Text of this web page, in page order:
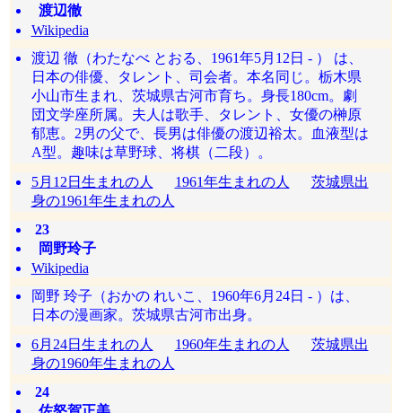
渡辺徹
Wikipedia
渡辺 徹（わたなべ とおる、1961年5月12日 - ） は、
日本の俳優、タレント、司会者。本名同じ。栃木県
小山市生まれ、茨城県古河市育ち。身長180cm。劇
団文学座所属。夫人は歌手、タレント、女優の榊原
郁恵。2男の父で、長男は俳優の渡辺裕太。血液型は
A型。趣味は草野球、将棋（二段）。
5月12日生まれの人
1961年生まれの人
茨城県出
身の1961年生まれの人
23
岡野玲子
Wikipedia
岡野 玲子（おかの れいこ、1960年6月24日 - ）は、
日本の漫画家。茨城県古河市出身。
6月24日生まれの人
1960年生まれの人
茨城県出
身の1960年生まれの人
24